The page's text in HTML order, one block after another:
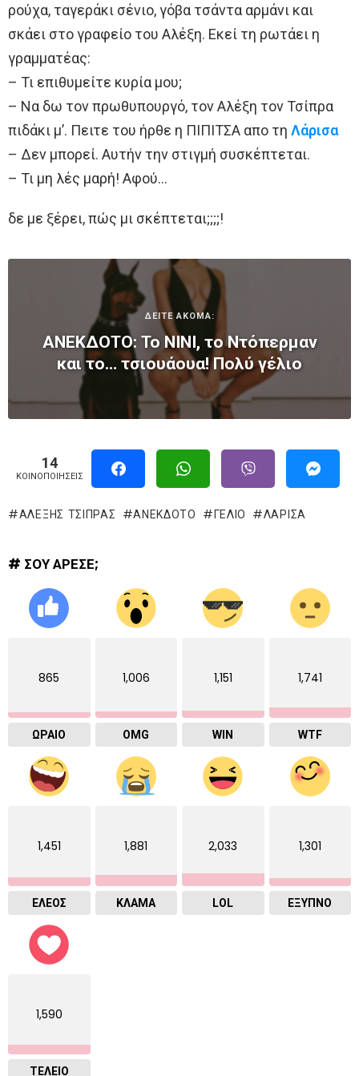
ρούχα, ταγεράκι σένιο, γόβα τσάντα αρμάνι και
σκάει στο γραφείο του Αλέξη. Εκεί τη ρωτάει η
γραμματέας:
– Τι επιθυμείτε κυρία μου;
– Να δω τον πρωθυπουργό, τον Αλέξη τον Τσίπρα
πιδάκι μ’. Πειτε του ήρθε η ΠΙΠΙΤΣΑ απο τη Λάρισα
– Δεν μπορεί. Αυτήν την στιγμή συσκέπτεται.
– Τι μη λές μαρή! Αφού…
δε με ξέρει, πώς μι σκέπτεται;;;;!
ΔΕΙΤΕ ΑΚΟΜΑ:
ΑΝΕΚΔΟΤΟ: Το ΝΙΝΙ, το Ντόπερμαν
και το… τσιουάουα! Πολύ γέλιο
14
ΚΟΙΝΟΠΟΙΉΣΕΙΣ
ΑΛΈΞΗΣ ΤΣΊΠΡΑΣ ΑΝΕΚΔΟΤΟ ΓΈΛΙΟ ΛΆΡΙΣΑ
# ΣΟΥ ΑΡΕΣΕ;
865
ΩΡΑΙΟ
1,006
OMG
1,151
WIN
1,741
WTF
1,451
ΕΛΕΟΣ
1,881
ΚΛΑΜΑ
2,033
LOL
1,301
ΈΞΥΠΝΟ
1,590
ΤΕΛΕΙΟ